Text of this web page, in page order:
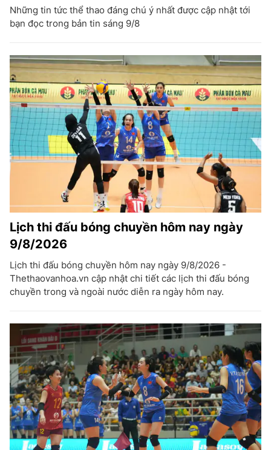
Những tin tức thể thao đáng chú ý nhất được cập nhật tới
bạn đọc trong bản tin sáng 9/8
Lịch thi đấu bóng chuyền hôm nay ngày
9/8/2026
Lịch thi đấu bóng chuyền hôm nay ngày 9/8/2026 -
Thethaovanhoa.vn cập nhật chi tiết các lịch thi đấu bóng
chuyền trong và ngoài nước diễn ra ngày hôm nay.